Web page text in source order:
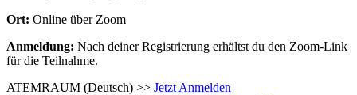
Ort: Online über Zoom
Anmeldung: Nach deiner Registrierung erhältst du den Zoom-Link
für die Teilnahme.
ATEMRAUM (Deutsch) >> Jetzt Anmelden